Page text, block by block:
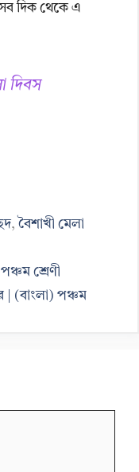
দিক থেকে এ
দিবস
,বৈশাখী মেলা
শ্রেণী
| (বাংলা) পঞ্চম